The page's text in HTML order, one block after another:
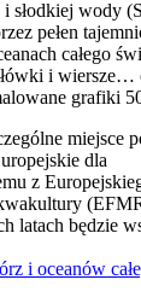
słodkiej wody
pełen
całego
i wiersze…
grafiki
miejsce
dla
z
latach będzie
i oceanów